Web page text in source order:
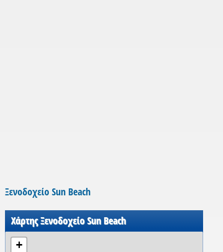
Ξενοδοχείο Sun Beach
Χάρτης Ξενοδοχείο Sun Beach
+